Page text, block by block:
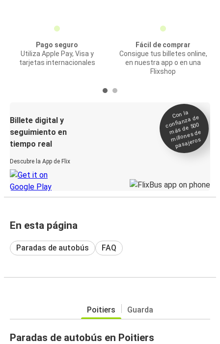
Pago seguro
Utiliza Apple Pay, Visa y
tarjetas internacionales
Fácil de comprar
Consigue tus billetes online,
en nuestra app o en una
Flixshop
Billete digital y
seguimiento en
tiempo real
Descubre la App de Flix
Con la
confianza de
más de 500
millones de
pasajeros
En esta página
Paradas de autobús FAQ
Poitiers Guarda
Paradas de autobús en Poitiers